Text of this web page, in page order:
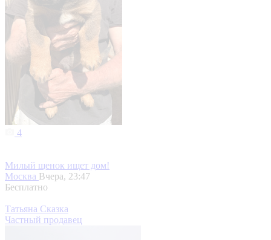
4
Милый щенок ищет дом!
Москва Вчера, 23:47
Бесплатно
Татьяна Сказка
Частный продавец